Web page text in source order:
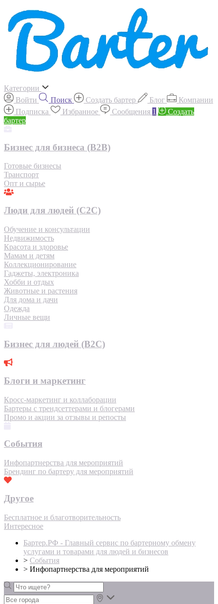
Категории
Войти
Поиск Создать бартер Блог
Компании
Подписка
Избранное Сообщения 1
Создать
бартер
Бизнес для бизнеса (B2B)
Готовые бизнесы
Транспорт
Опт и сырье
Люди для людей (С2С)
Обучение и консультации
Недвижимость
Красота и здоровье
Мамам и детям
Коллекционирование
Гаджеты, электроника
Хобби и отдых
Животные и растения
Для дома и дачи
Одежда
Личные вещи
Бизнес для людей (B2C)
Блоги и маркетинг
Кросс-маркетинг и коллаборации
Бартеры с трендсеттерами и блогерами
Промо и акции за отзывы и репосты
События
Инфопартнерства для мероприятий
Брендинг по бартеру для мероприятий
Другое
Бесплатное и благотворительность
Интересное
Бартер.РФ - Главный сервис по бартерному обмену
услугами и товарами для людей и бизнесов
> События
> Инфопартнерства для мероприятий